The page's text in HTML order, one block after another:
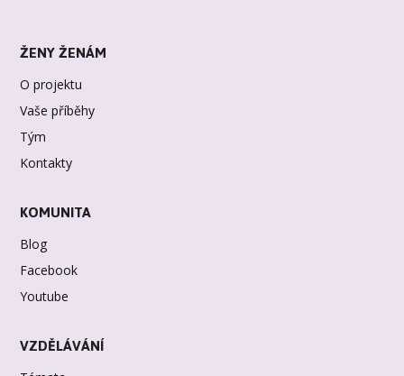
ŽENY ŽENÁM
O projektu
Vaše příběhy
Tým
Kontakty
KOMUNITA
Blog
Facebook
Youtube
VZDĚLÁVÁNÍ